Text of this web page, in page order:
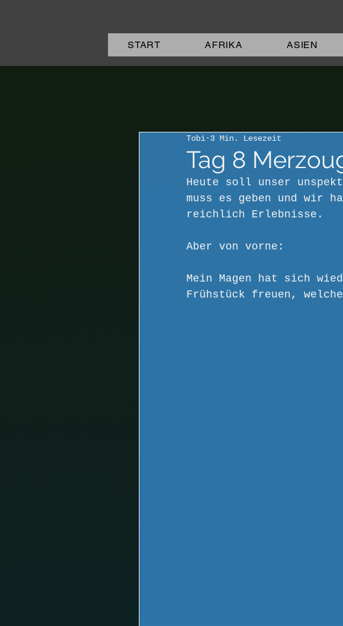
START AFRIKA ASIEN
Tag 8
Tobi 3 Min. Lesezeit
Heute soll unser
muss es geben und wir
reichlich Erlebnisse.
Aber von vorne:
Mein Magen hat sich
Frühstück freuen,